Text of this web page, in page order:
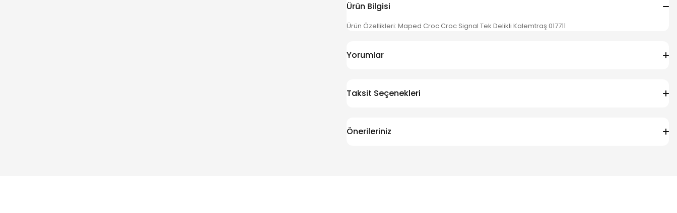
Ürün Bilgisi
Ürün Özellikleri: Maped Croc Croc Signal Tek Delikli Kalemtraş 017711
Yorumlar
Taksit Seçenekleri
Önerileriniz